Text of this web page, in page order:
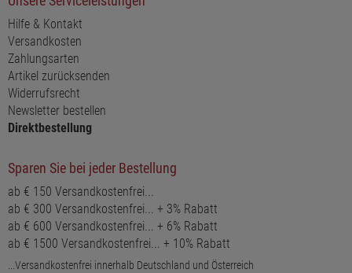
Hilfe & Kontakt
Versandkosten
Zahlungsarten
Artikel zurücksenden
Widerrufsrecht
Newsletter bestellen
Direktbestellung
Sparen Sie bei jeder Bestellung
ab € 150 Versandkostenfrei...
ab € 300 Versandkostenfrei... + 3% Rabatt
ab € 600 Versandkostenfrei... + 6% Rabatt
ab € 1500 Versandkostenfrei... + 10% Rabatt
...Versandkostenfrei innerhalb Deutschland und Österreich